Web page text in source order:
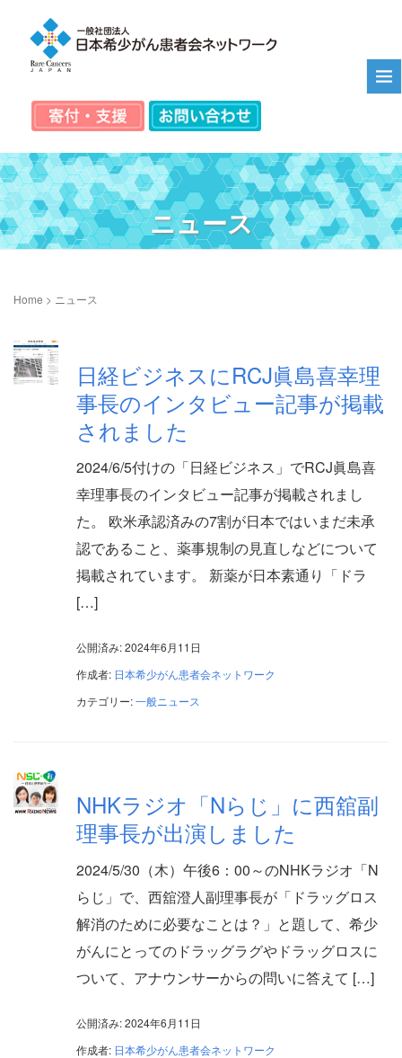
ニュース
Home > ニュース
日経ビジネスにRCJ眞島喜幸理
事長のインタビュー記事が掲載
されました
2024/6/5付けの「日経ビジネス」でRCJ眞島喜
幸理事長のインタビュー記事が掲載されまし
た。 欧米承認済みの7割が日本ではいまだ未承
認であること、薬事規制の見直しなどについて
掲載されています。 新薬が日本素通り「ドラ
[…]
公開済み: 2024年6月11日
作成者: 日本希少がん患者会ネットワーク
カテゴリー:一般ニュース
NHKラジオ「Nらじ」に西舘副
理事長が出演しました
2024/5/30（木）午後6：00～のNHKラジオ「N
らじ」で、西舘澄人副理事長が「ドラッグロス
解消のために必要なことは？」と題して、希少
がんにとってのドラッグラグやドラッグロスに
ついて、アナウンサーからの問いに答えて […]
公開済み: 2024年6月11日
作成者: 日本希少がん患者会ネットワーク